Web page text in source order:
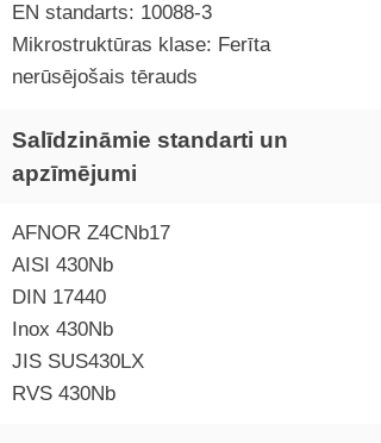
EN standarts: 10088-3
Mikrostruktūras klase: Ferīta
nerūsējošais tērauds
Salīdzināmie standarti un
apzīmējumi
AFNOR Z4CNb17
AISI 430Nb
DIN 17440
Inox 430Nb
JIS SUS430LX
RVS 430Nb